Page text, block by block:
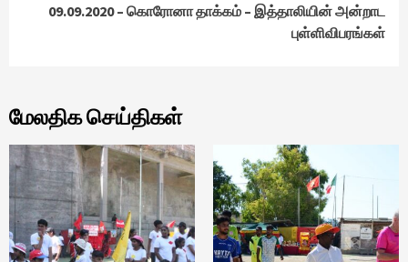
09.09.2020 – கொரோனா தாக்கம் – இத்தாலியின் அன்றாட
புள்ளிவிபரங்கள்
மேலதிக செய்திகள்